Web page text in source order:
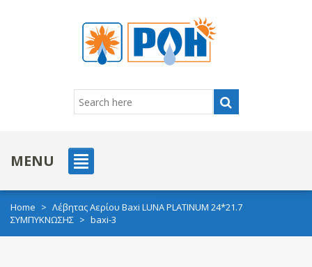
MENU
Home > Λέβητας Αερίου Baxi LUNA PLATINUM 24*21.7
ΣΥΜΠΥΚΝΩΣΗΣ > baxi-3